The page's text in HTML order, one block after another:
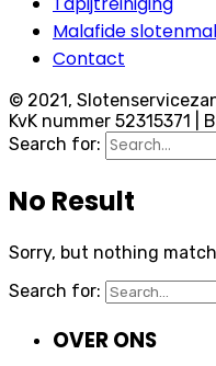
Malafide
Contact
© 2021,
KvK nummer 52315371
Search for:
No Result
Sorry, but nothing
Search for:
OVER ONS